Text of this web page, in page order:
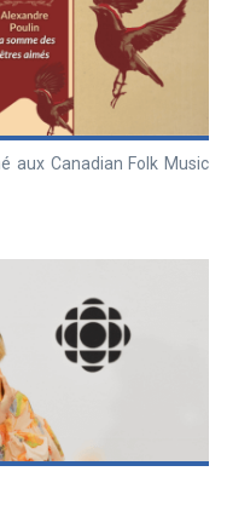
aux Canadian Folk Music